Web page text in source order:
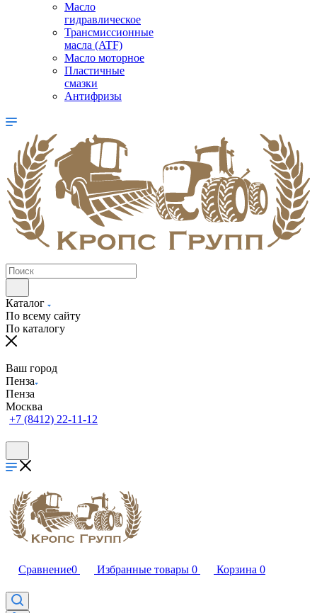
Масло
гидравлическое
Трансмиссионные
масла (ATF)
Масло моторное
Пластичные
смазки
Антифризы
Каталог
По всему сайту
По каталогу
Ваш город
Пенза
Пенза
Москва
+7 (8412) 22-11-12
Сравнение0 Избранные товары 0 Корзина 0